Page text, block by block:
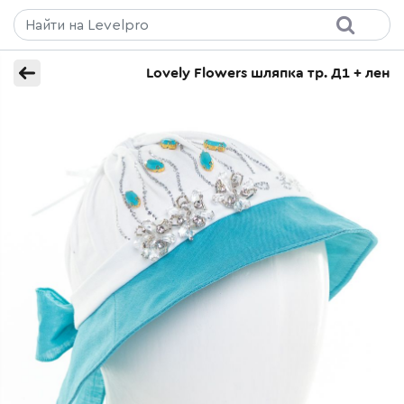
Lovely Flowers шляпка тр. Д1 + лен